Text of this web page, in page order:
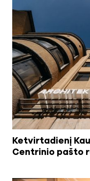
Ketvirtadienį
Centrinio pašto